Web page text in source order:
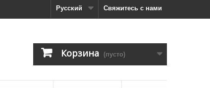
Свяжитесь с нами
Русский
Корзина (пусто)